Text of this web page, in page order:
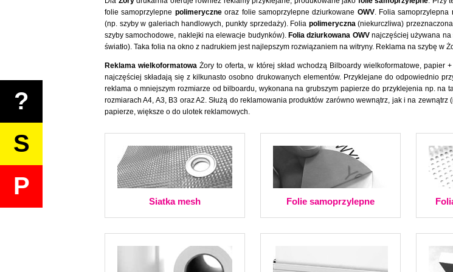
folie samoprzylepne polimeryczneoraz folie samoprzylepne dziurkowane OWV. Folia samoprzylepna
(np. szyby w galeriach handlowych, punkty sprzedaży). Folia polimeryczna(niekurczliwa)
szyby samochodowe, naklejki na elewacje budynków). Folia dziurkowana OWVnajczęściej używana na
światło). Taka folia na okno z nadrukiem jest najlepszym rozwiązaniem na witryny. Reklama na szybę w
Reklama wielkoformatowa Żory to oferta, w której skład wchodzą Bilboardy wielkoformatowe,
najczęściej składają się z kilkunasto osobno drukowanych elementów. Przyklejane do odpowiednio
reklama o mniejszym rozmiarze od bilboardu, wykonana na grubszym papierze do przyklejenia np. na
rozmiarach A4, A3, B3 oraz A2. Służą do reklamowania produktów zarówno wewnątrz, jak i na
papierze, większe o do ulotek reklamowych.
Siatka mesh Folie samoprzylepne
?
S
P